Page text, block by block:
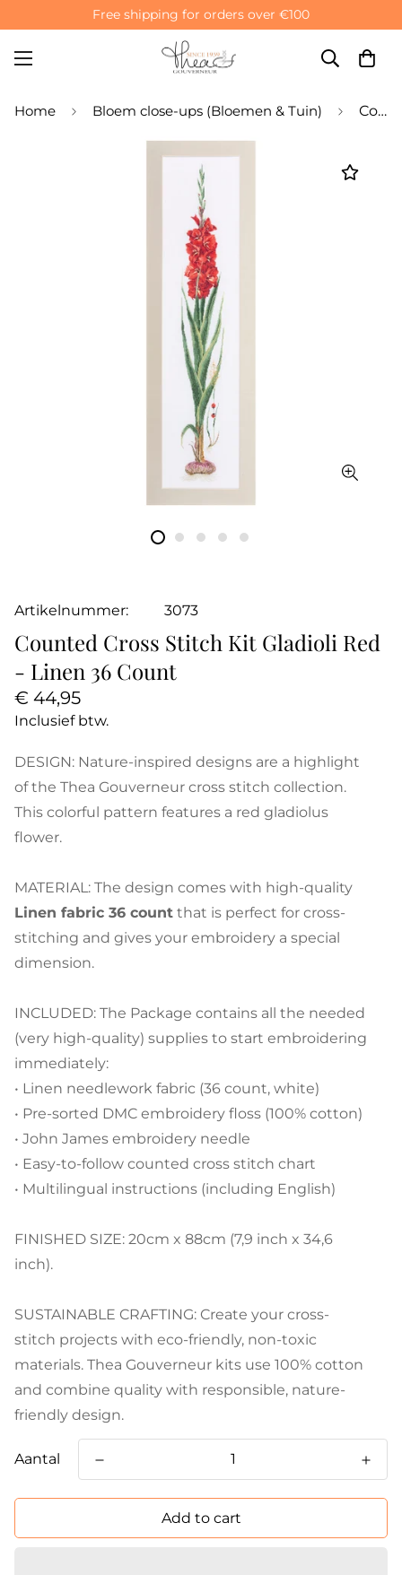
Free shipping for orders over €100
Home Bloem close-ups (Bloemen & Tuin) Counted Cross Stitch Kit Gladioli Red - Linen 36 Count
Artikelnummer: 3073
Counted Cross Stitch Kit Gladioli Red
- Linen 36 Count
Normale
prijs
€ 44,95
Inclusief btw.
DESIGN: Nature-inspired designs are a highlight
of the Thea Gouverneur cross stitch collection.
This colorful pattern features a red gladiolus
flower.
MATERIAL: The design comes with high-quality
Linen fabric 36 count that is perfect for cross-
stitching and gives your embroidery a special
dimension.
INCLUDED: The Package contains all the needed
(very high-quality) supplies to start embroidering
immediately:
• Linen needlework fabric (36 count, white)
• Pre-sorted DMC embroidery floss (100% cotton)
• John James embroidery needle
• Easy-to-follow counted cross stitch chart
• Multilingual instructions (including English)
FINISHED SIZE: 20cm x 88cm (7,9 inch x 34,6
inch).
SUSTAINABLE CRAFTING: Create your cross-
stitch projects with eco-friendly, non-toxic
materials. Thea Gouverneur kits use 100% cotton
and combine quality with responsible, nature-
friendly design.
Aantal
Add to cart